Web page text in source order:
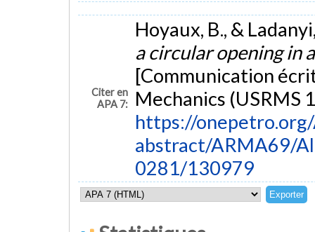
Citer en
APA 7:
Hoyaux, B., &
a circular opening in
[Communication
Mechanics (USRMS
https://
abstract/ARMA69/
0281/130979